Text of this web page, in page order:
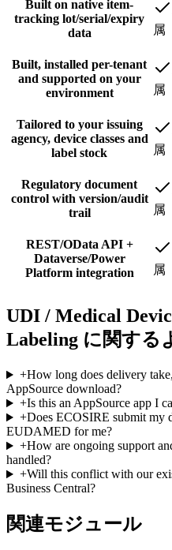
Built on native item-
tracking lot/serial/expiry
data
属
Built, installed per-tenant
and supported on your
environment
属
Tailored to your issuing
agency, device classes and
label stock
属
Regulatory document
control with version/audit
trail
属
REST/OData API +
Dataverse/Power
Platform integration
属
UDI / Medical
Labeling に関する
+How long does delivery
AppSource download?
+Is this an AppSource app I
+Does ECOSIRE submit my
EUDAMED for me?
+How are ongoing support
handled?
+Will this conflict with our
Business Central?
関連モジュール